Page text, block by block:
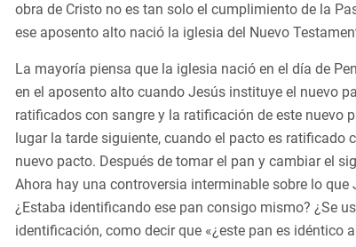
obra de Cristo no es tan solo el cumplimiento de la
ese aposento alto nació la iglesia del Nuevo
La mayoría piensa que la iglesia nació en el día de
en el aposento alto cuando Jesús instituye el nuevo
ratificados con sangre y la ratificación de este nuevo
lugar la tarde siguiente, cuando el pacto es ratificado
nuevo pacto. Después de tomar el pan y cambiar el
Ahora hay una controversia interminable sobre lo
¿Estaba identificando ese pan consigo mismo? ¿Se
identificación, como decir que «¿este pan es idéntico